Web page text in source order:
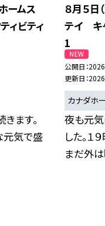
ームス
ィビティ
ます。
元気で盛
８月５日
テイ キ
1
公開日
更新日
カナダホ
夜も元気
した。１
まだ外